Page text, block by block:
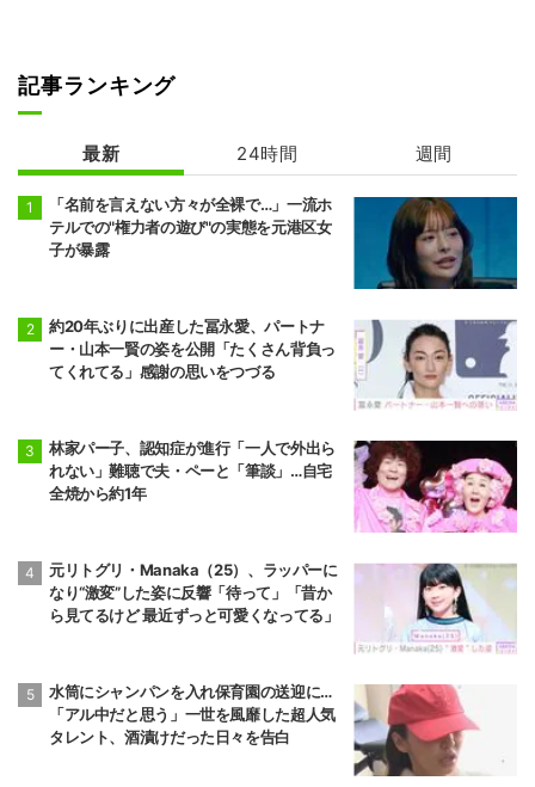
記事ランキング
最新 24時間 週間
「名前を言えない方々が全裸で…」一流ホ
テルでの"権力者の遊び"の実態を元港区女
子が暴露
約20年ぶりに出産した冨永愛、パートナ
ー・山本一賢の姿を公開「たくさん背負っ
てくれてる」感謝の思いをつづる
林家パー子、認知症が進行「一人で外出ら
れない」難聴で夫・ペーと「筆談」…自宅
全焼から約1年
元リトグリ・Manaka（25）、ラッパーに
なり“激変”した姿に反響「待って」「昔か
ら見てるけど 最近ずっと可愛くなってる」
水筒にシャンパンを入れ保育園の送迎に…
「アル中だと思う」一世を風靡した超人気
タレント、酒漬けだった日々を告白